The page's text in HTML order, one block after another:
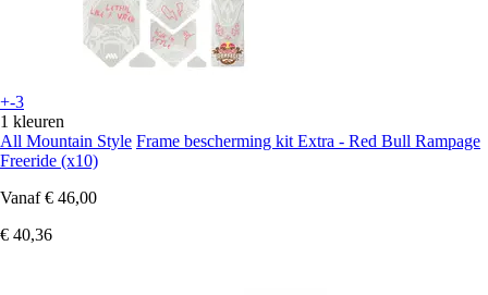
+-3
1 kleuren
All Mountain Style Frame bescherming kit Extra - Red Bull Rampage
Freeride (x10)
Vanaf € 46,00
€ 40,36